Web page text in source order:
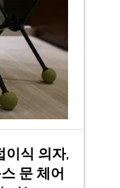
이식 의자,
문 체어